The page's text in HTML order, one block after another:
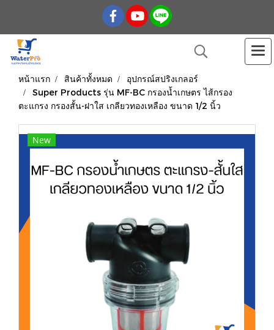
หน้าแรก สินค้าทั้งหมด
อุปกรณ์สปริงเกลอร์
Super Products รุ่น MF-BC กรองน้ำเกษตร ไส้กรอง
ตะแกรง กรองสั้น-ฝาใส เกลียวทองเหลือง ขนาด 1/2 นิ้ว
New